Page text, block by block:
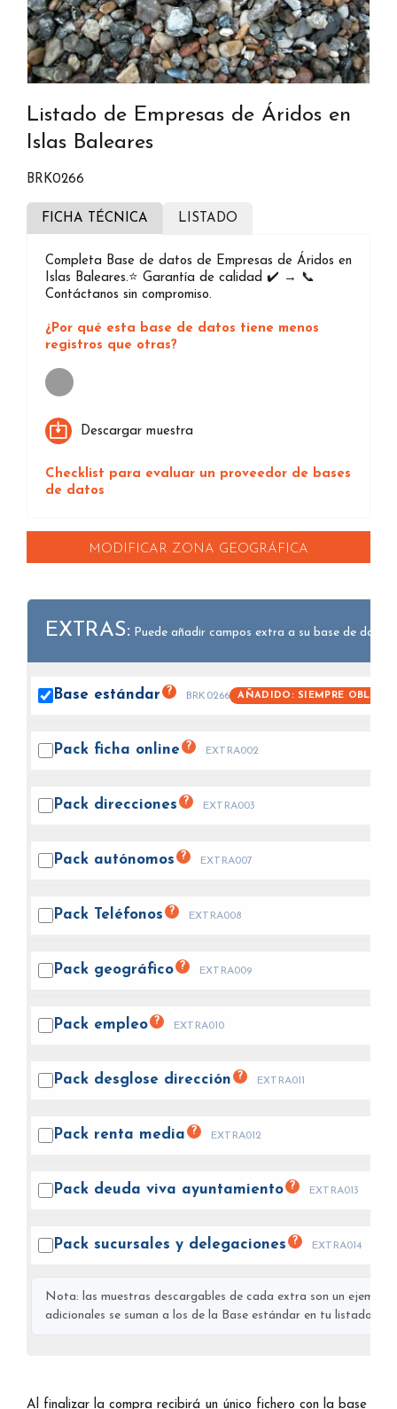
Listado de Empresas de Áridos en
Islas Baleares
BRK0266
FICHA TÉCNICA LISTADO
Completa Base de datos de Empresas de Áridos en
Islas Baleares.⭐️ Garantía de calidad ✔️ → 📞
Contáctanos sin compromiso.
¿Por qué esta base de datos tiene menos
registros que otras?
Loading...
Descargar muestra
Checklist para evaluar un proveedor de bases
de datos
MODIFICAR ZONA GEOGRÁFICA
EXTRAS: Puede añadir campos extra a su base de datos.
Base estándar ? BRK0266 AÑADIDO: SIEMPRE
Pack ficha online ? EXTRA002
Pack direcciones ? EXTRA003
Pack autónomos ? EXTRA007
Pack Teléfonos ? EXTRA008
Pack geográfico ? EXTRA009
Pack empleo ? EXTRA010
Pack desglose dirección ? EXTRA011
Pack renta media ? EXTRA012
Pack deuda viva ayuntamiento ? EXTRA013
Pack sucursales y delegaciones ? EXTRA014
Nota: las muestras descargables de cada extra son un
adicionales se suman a los de la Base estándar en tu listado
Al finalizar la compra recibirá un único fichero con la base